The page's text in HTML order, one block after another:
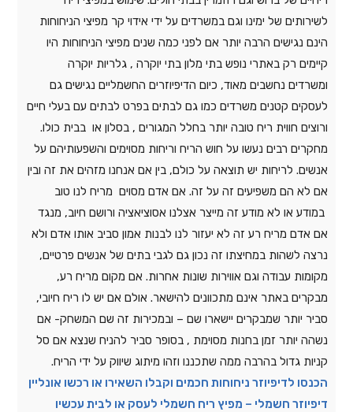
לשירותים של ימינו וגם במשרדים על ידי אידוי קר מפיצי הניחוחות
הינם נגישים הרבה יותר אם לפני כמה שנים מפיצי הניחוחות היו
קיימים רק באתרי נופש בתי מלון בתי יוקרה , גלריות יוקרה
ומשרדים נחשבים מאוד, כיום הדיפיוזרים החשמליים נגישים גם
לעסקים קטנים משרדים כמו גם לבתים בפרט לבתים עם בעלי חיים
ורוצים חווית ריח טובה יותר בחלל המגורים , בסלון או בבית כולו.
מחקרים רבים נעשו על חוש הריח וריחות מסוימים והשפעותיהם על
אנשים. לריחות יש תוצאה על כולם, בין אם אנחנו מזהים את זה ובין
אם לא הם משפיעים זה על זה. אם אדם מסוים מריח לנו טוב
במודע או לא מודע זה מייצר אצלנו אסוציאציה ורושם חיוב, מנגד
אם אדם מריח רע זה לא יעזור לנו לבנות אמון סביב אותו אדם ולא
נרצה לשהות במחיצתו זה נכון גם לגבי בתים של אנשים פרטיים,
מקומות עבודה וגם אווירות שונות אחרות. אם מקום מריח רע,
מבקרים באתר אינם מתכוונים להישאר. אולם אם יש לו ריח חיובי,
סביר יותר שמבקרים יישארו שם – ובמכירות זה שם המשחק- אם
נשהה יותר זמן בחנות מסוימת , בסופר סביר להניח שנצא אם סל
קניות גדול בהרבה ממה שתכננו וזהו מיתוג שיווק על ידי הריח.
הכנסו לדיפיוזר ניחוחות חכמים וקבלו השאירו או רכשו אונליין
דיפיוזר חשמלי – מפיץ ריח חשמלי לעסק או לבית עכשיו